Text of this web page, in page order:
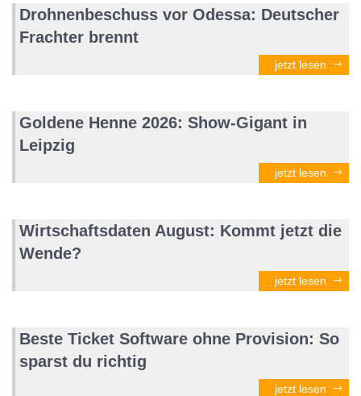
Drohnenbeschuss vor Odessa: Deutscher
Frachter brennt
jetzt lesen
Goldene Henne 2026: Show-Gigant in
Leipzig
jetzt lesen
Wirtschaftsdaten August: Kommt jetzt die
Wende?
jetzt lesen
Beste Ticket Software ohne Provision: So
sparst du richtig
jetzt lesen